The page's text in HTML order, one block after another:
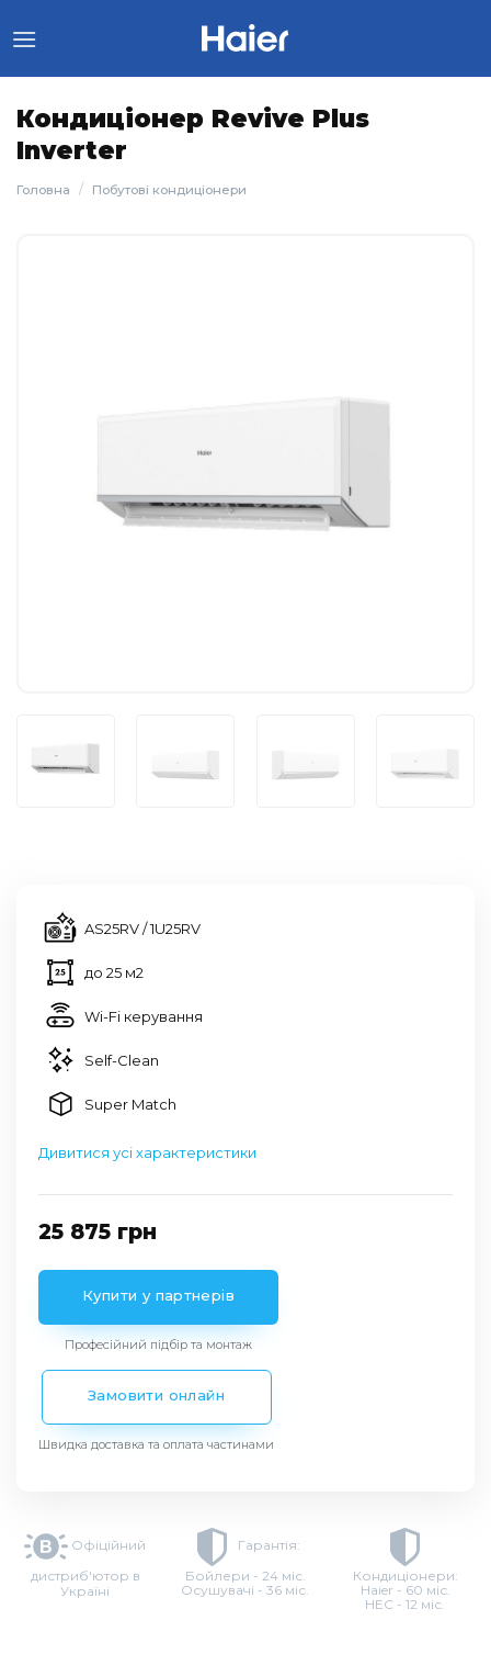
to
Кондиціонер Revive Plus
Inverter
Головна / Побутові кондиціонери
AS25RV / 1U25RV
до 25 м2
Wi-Fi керування
Self-Clean
Super Match
Дивитися усі характеристики
25 875 грн
Купити у партнерів
Професійний підбір та монтаж
Замовити онлайн
Швидка доставка та оплата частинами
Офіційний
дистриб'ютор в
Україні
Гарантія:
Бойлери - 24 міс.
Осушувачі - 36 міс.
Кондиціонери:
Haier - 60 міс.
HEC - 12 міс.